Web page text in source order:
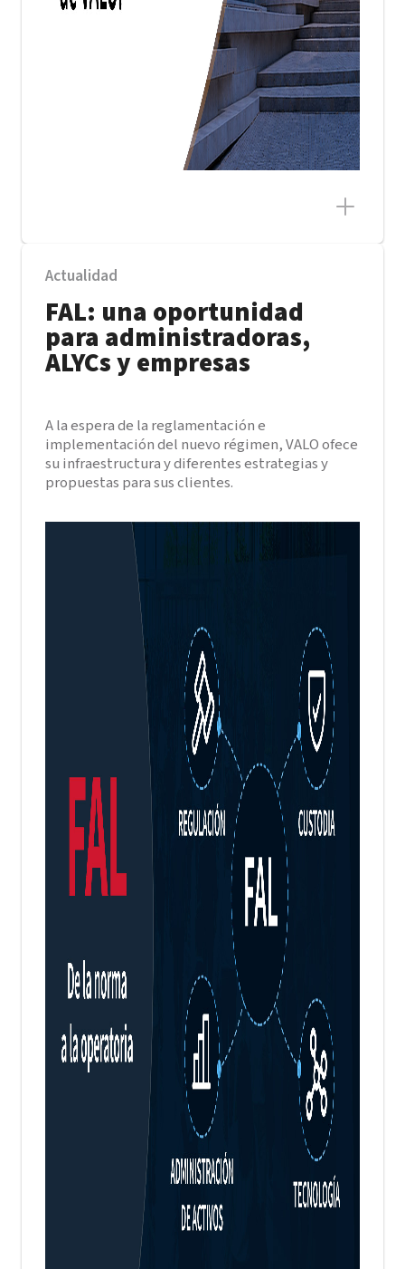
Actualidad
FAL: una oportunidad
para administradoras,
ALYCs y empresas
A la espera de la reglamentación e
implementación del nuevo régimen, VALO ofece
su infraestructura y diferentes estrategias y
propuestas para sus clientes.